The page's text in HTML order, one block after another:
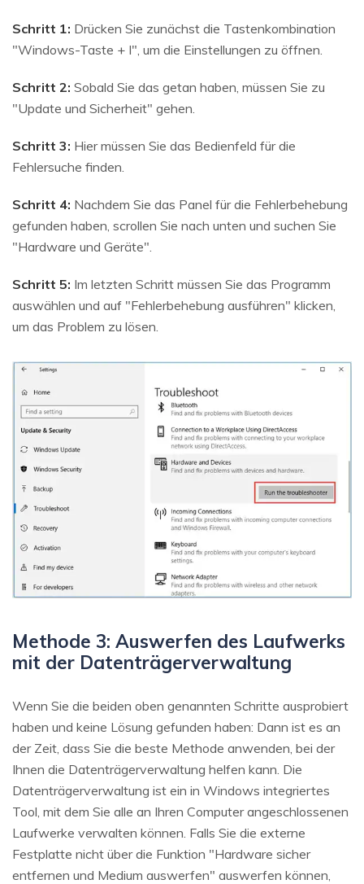
Schritt 1: Drücken Sie zunächst die Tastenkombination
"Windows-Taste + I", um die Einstellungen zu öffnen.
Schritt 2: Sobald Sie das getan haben, müssen Sie zu
"Update und Sicherheit" gehen.
Schritt 3: Hier müssen Sie das Bedienfeld für die
Fehlersuche finden.
Schritt 4: Nachdem Sie das Panel für die Fehlerbehebung
gefunden haben, scrollen Sie nach unten und suchen Sie
"Hardware und Geräte".
Schritt 5: Im letzten Schritt müssen Sie das Programm
auswählen und auf "Fehlerbehebung ausführen" klicken,
um das Problem zu lösen.
Methode 3: Auswerfen des Laufwerks
mit der Datenträgerverwaltung
Wenn Sie die beiden oben genannten Schritte ausprobiert
haben und keine Lösung gefunden haben: Dann ist es an
der Zeit, dass Sie die beste Methode anwenden, bei der
Ihnen die Datenträgerverwaltung helfen kann. Die
Datenträgerverwaltung ist ein in Windows integriertes
Tool, mit dem Sie alle an Ihren Computer angeschlossenen
Laufwerke verwalten können. Falls Sie die externe
Festplatte nicht über die Funktion "Hardware sicher
entfernen und Medium auswerfen" auswerfen können,